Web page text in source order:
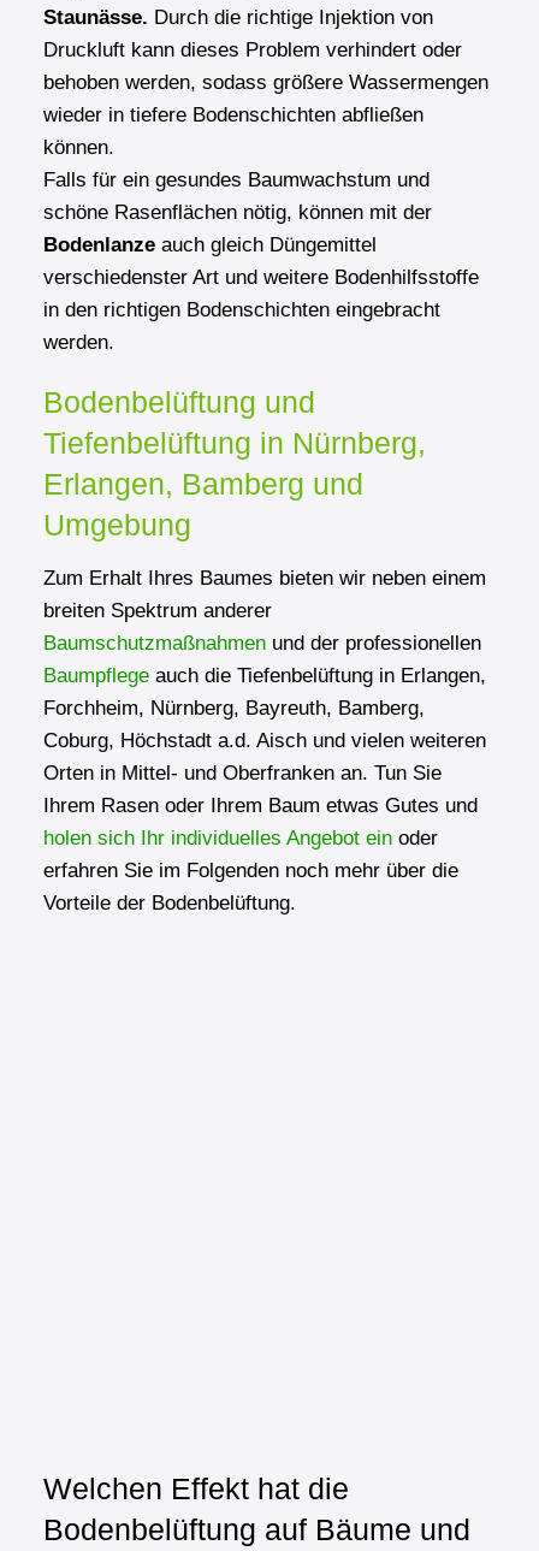
Staunässe. Durch die richtige Injektion von
Druckluft kann dieses Problem verhindert oder
behoben werden, sodass größere Wassermengen
wieder in tiefere Bodenschichten abfließen
können.
Falls für ein gesundes Baumwachstum und
schöne Rasenflächen nötig, können mit der
Bodenlanzeauch gleich Düngemittel
verschiedenster Art und weitere Bodenhilfsstoffe
in den richtigen Bodenschichten eingebracht
werden.
Bodenbelüftung und
Tiefenbelüftung in Nürnberg,
Erlangen, Bamberg und
Umgebung
Zum Erhalt Ihres Baumes bieten wir neben einem
breiten Spektrum anderer
Baumschutzmaßnahmenund der professionellen
Baumpflegeauch die Tiefenbelüftung in Erlangen,
Forchheim, Nürnberg, Bayreuth, Bamberg,
Coburg, Höchstadt a.d. Aisch und vielen weiteren
Orten in Mittel- und Oberfranken an. Tun Sie
Ihrem Rasen oder Ihrem Baum etwas Gutes und
holen sich Ihr individuelles Angebot einoder
erfahren Sie im Folgenden noch mehr über die
Vorteile der Bodenbelüftung.
Welchen Effekt hat die
Bodenbelüftung auf Bäume und